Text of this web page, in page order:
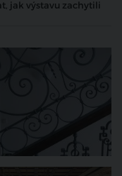
jak výstavu zachytili